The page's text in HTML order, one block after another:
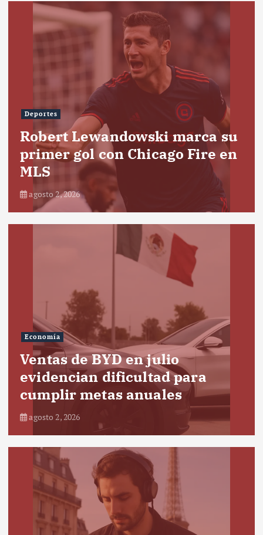
Deportes
Robert Lewandowski marca su
primer gol con Chicago Fire en
MLS
agosto 2, 2026
Economía
Ventas de BYD en julio
evidencian dificultad para
cumplir metas anuales
agosto 2, 2026